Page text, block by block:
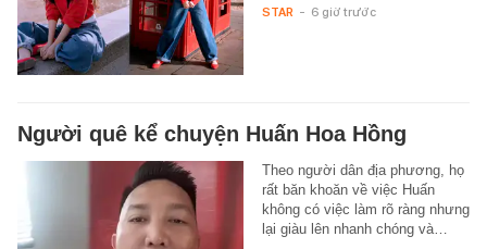
STAR - 6 giờ trước
Người quê kể chuyện Huấn Hoa Hồng
Theo người dân địa phương, họ
rất băn khoăn về việc Huấn
không có việc làm rõ ràng nhưng
lại giàu lên nhanh chóng và…